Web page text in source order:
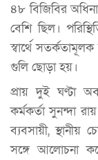
৪৮ বিজিবির
বেশি ছিল।
স্বার্থে
গুলি ছোড়া হয়।
প্রায় দুই ঘণ্টা
কর্মকর্তা সুনন্দা
ব্যবসায়ী, স্থানীয়
সঙ্গে আলোচনা